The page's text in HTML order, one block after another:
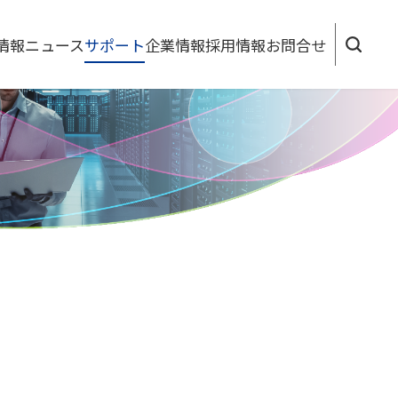
報ニュースサポート企業情報採用情報お問合せ